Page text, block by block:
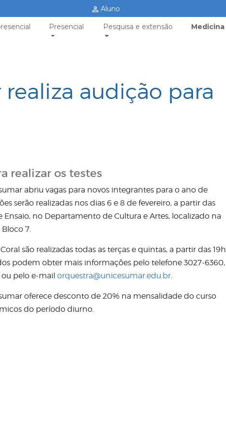
Aluno
Presencial Pesquisa e extensão Medicina
audição para
realizar os testes
abriu vagas para novos integrantes para o ano de
serão realizadas nos dias 6 e 8 de fevereiro, a partir das
Ensaio, no Departamento de Cultura e Artes, localizado na
7.
são realizadas todas as terças e quintas, a partir das 19h
podem obter mais informações pelo telefone 3027-6360,
ou pelo e-mail orquestra@unicesumar.edu.br.
oferece desconto de 20% na mensalidade do curso
do período diurno.